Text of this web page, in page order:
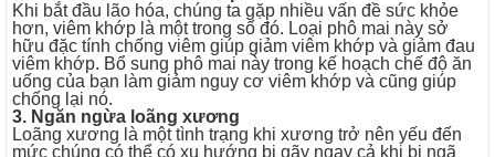
Khi bắt đầu lão hóa, chúng ta gặp nhiều vấn đề sức khỏe
hơn, viêm khớp là một trong số đó. Loại phô mai này sở
hữu đặc tính chống viêm giúp giảm viêm khớp và giảm đau
viêm khớp. Bổ sung phô mai này trong kế hoạch chế độ ăn
uống của bạn làm giảm nguy cơ viêm khớp và cũng giúp
chống lại nó.
3. Ngăn ngừa loãng xương
Loãng xương là một tình trạng khi xương trở nên yếu đến
mức chúng có thể có xu hướng bị gãy ngay cả khi bị ngã